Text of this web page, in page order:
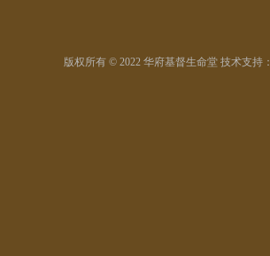
版权所有 © 2022 华府基督生命堂 技术支持：